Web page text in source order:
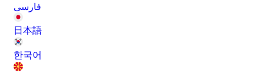
فارسی
日本語
한국어